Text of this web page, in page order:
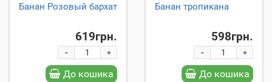
Банан Розовый бархат
619грн.
+
-
До кошика
Банан тропикана
598грн.
+
-
До кошика